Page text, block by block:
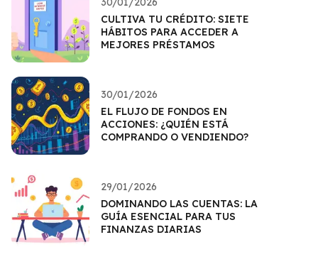
CULTIVA TU CRÉDITO: SIETE
HÁBITOS PARA ACCEDER A
MEJORES PRÉSTAMOS
30/01/2026
EL FLUJO DE FONDOS EN
ACCIONES: ¿QUIÉN ESTÁ
COMPRANDO O VENDIENDO?
29/01/2026
DOMINANDO LAS CUENTAS: LA
GUÍA ESENCIAL PARA TUS
FINANZAS DIARIAS